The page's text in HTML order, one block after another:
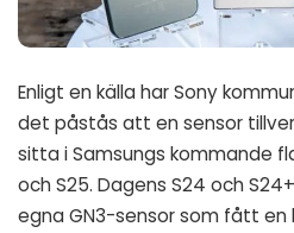
Enligt en källa har Sony
det påstås att en sensor
sitta i Samsungs kommande
och S25. Dagens S24 och
egna GN3-sensor som fått en